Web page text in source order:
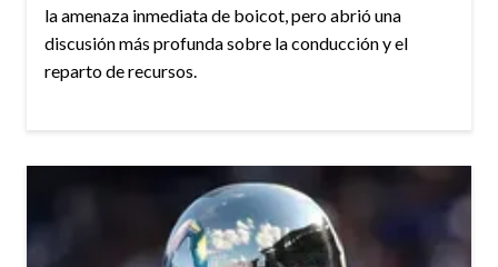
la amenaza inmediata de boicot, pero abrió una
discusión más profunda sobre la conducción y el
reparto de recursos.